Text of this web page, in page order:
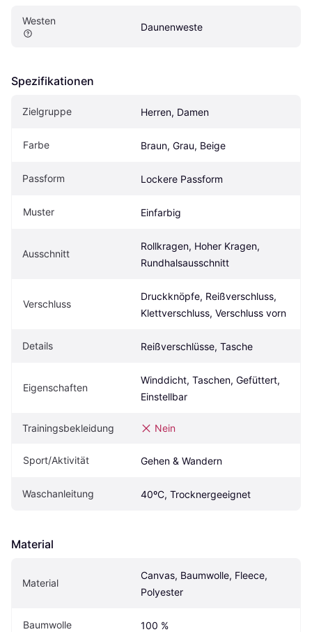
Westen
Daunenweste
Spezifikationen
Zielgruppe Herren, Damen
Farbe Braun, Grau, Beige
Passform Lockere Passform
Muster Einfarbig
Ausschnitt
Rollkragen, Hoher Kragen,
Rundhalsausschnitt
Verschluss
Druckknöpfe, Reißverschluss,
Klettverschluss, Verschluss vorn
Details Reißverschlüsse, Tasche
Eigenschaften
Winddicht, Taschen, Gefüttert,
Einstellbar
Trainingsbekleidung Nein
Sport/Aktivität Gehen & Wandern
Waschanleitung 40ºC, Trocknergeeignet
Material
Material
Canvas, Baumwolle, Fleece,
Polyester
Baumwolle 100 %